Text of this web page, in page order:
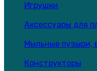
Игрушки
Аксессуары для
Мыльные пузыри,
Конструкторы